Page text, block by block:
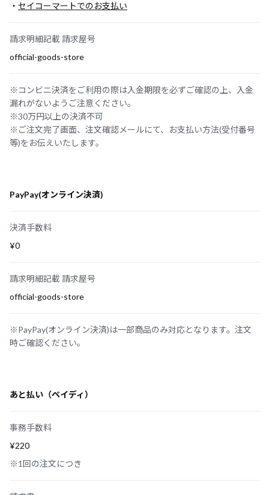
・ セイコーマートでのお支払い
請求明細記載 請求屋号
official-goods-store
※コンビニ決済をご利用の際は入金期限を必ずご確認の上、入金
漏れがないようご注意ください。
※30万円以上の決済不可
※ご注文完了画面、注文確認メールにて、お支払い方法(受付番号
等)をお伝えいたします。
PayPay(オンライン決済)
決済手数料
¥0
請求明細記載 請求屋号
official-goods-store
※PayPay(オンライン決済)は一部商品のみ対応となります。注文
時ご確認ください。
あと払い（ペイディ）
事務手数料
¥220
※1回の注文につき